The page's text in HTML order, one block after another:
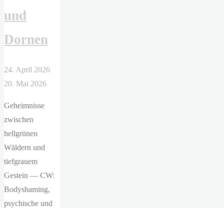
und
Dornen
24. April 2026
20. Mai 2026
Geheimnisse
zwischen
hellgrünen
Wäldern und
tiefgrauem
Gestein — CW:
Bodyshaming,
psychische und